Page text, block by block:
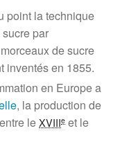
point la technique
sucre par
de sucre
inventés en 1855.
en Europe a
, la production de
entre leXVIIIe et le